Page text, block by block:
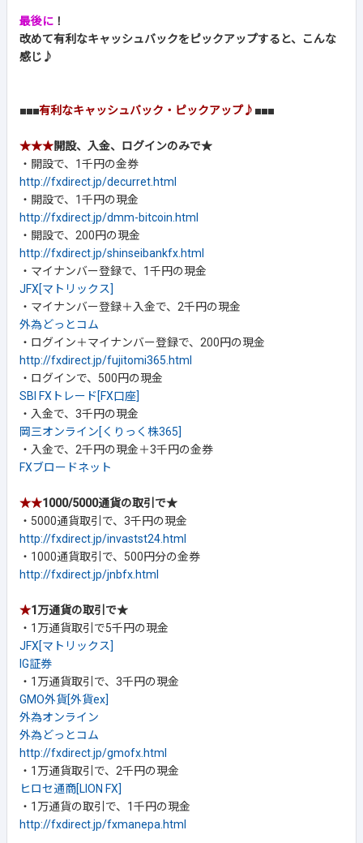
最後に ！
改めて有利なキャッシュバックをピックアップすると、こんな
感じ♪
■■■有利なキャッシュバック・ピックアップ♪ ■■■
★★★開設、入金、ログインのみで★
・開設で、1千円の金券
http://fxdirect.jp/decurret.html
・開設で、1千円の現金
http://fxdirect.jp/dmm-bitcoin.html
・開設で、200円の現金
http://fxdirect.jp/shinseibankfx.html
・マイナンバー登録で、1千円の現金
JFX[マトリックス]
・マイナンバー登録＋入金で、2千円の現金
外為どっとコム
・ログイン＋マイナンバー登録で、200円の現金
http://fxdirect.jp/fujitomi365.html
・ログインで、500円の現金
SBI FXトレード[FX口座]
・入金で、3千円の現金
岡三オンライン[くりっく株365]
・入金で、2千円の現金＋3千円の金券
FXブロードネット
★★1000/5000通貨の取引で★
・5000通貨取引で、3千円の現金
http://fxdirect.jp/invastst24.html
・1000通貨取引で、500円分の金券
http://fxdirect.jp/jnbfx.html
★1万通貨の取引で★
・1万通貨取引で5千円の現金
JFX[マトリックス]
IG証券
・1万通貨取引で、3千円の現金
GMO外貨[外貨ex]
外為オンライン
外為どっとコム
http://fxdirect.jp/gmofx.html
・1万通貨取引で、2千円の現金
ヒロセ通商[LION FX]
・1万通貨の取引で、1千円の現金
http://fxdirect.jp/fxmanepa.html